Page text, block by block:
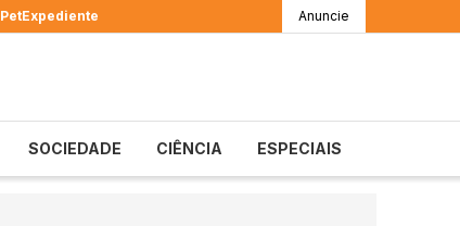
PetExpediente Anuncie
SOCIEDADE CIÊNCIA ESPECIAIS